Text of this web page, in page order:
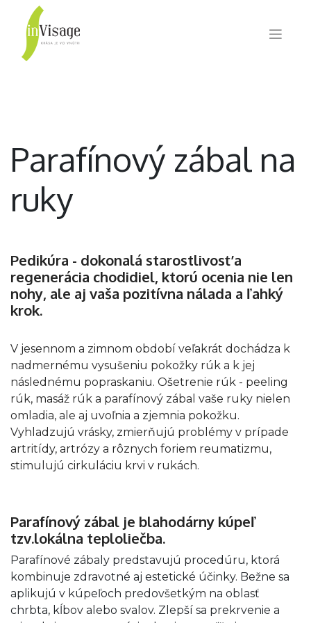
Parafínový zábal na
ruky
Pedikúra - dokonalá starostlivosť a
regenerácia chodidiel, ktorú ocenia nie len
nohy, ale aj vaša pozitívna nálada a ľahký
krok.
V jesennom a zimnom období veľakrát dochádza k
nadmernému vysušeniu pokožky rúk a k jej
následnému popraskaniu. Ošetrenie rúk - peeling
rúk, masáž rúk a parafínový zábal vaše ruky nielen
omladia, ale aj uvoľnia a zjemnia pokožku.
Vyhladzujú vrásky, zmierňujú problémy v prípade
artritídy, artrózy a rôznych foriem reumatizmu,
stimulujú cirkuláciu krvi v rukách.
Parafínový zábal je blahodárny kúpeľ
tzv.lokálna teploliečba.
Parafínové zábaly predstavujú procedúru, ktorá
kombinuje zdravotné aj estetické účinky. Bežne sa
aplikujú v kúpeľoch predovšetkým na oblasť
chrbta, kĺbov alebo svalov. Zlepší sa prekrvenie a